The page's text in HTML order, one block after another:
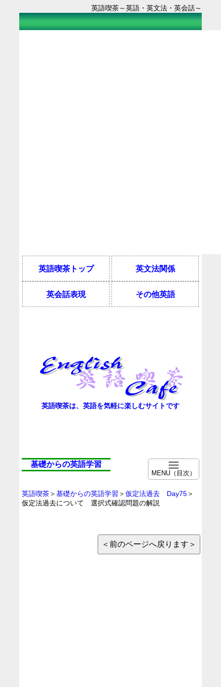
英語喫茶～英語・英文法・英会話～
英語喫茶トップ 英文法関係
英会話表現 その他英語
英語喫茶は、英語を気軽に楽しむサイトです
基礎からの英語学習
MENU（目次）
英語喫茶＞基礎からの英語学習 ＞仮定法過去 Day75＞
仮定法過去について 選択式確認問題の解説